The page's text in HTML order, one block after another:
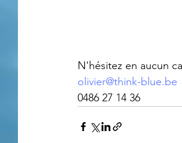
N'hésitez en aucun
olivier@think-blue.be
0486 27 14 36